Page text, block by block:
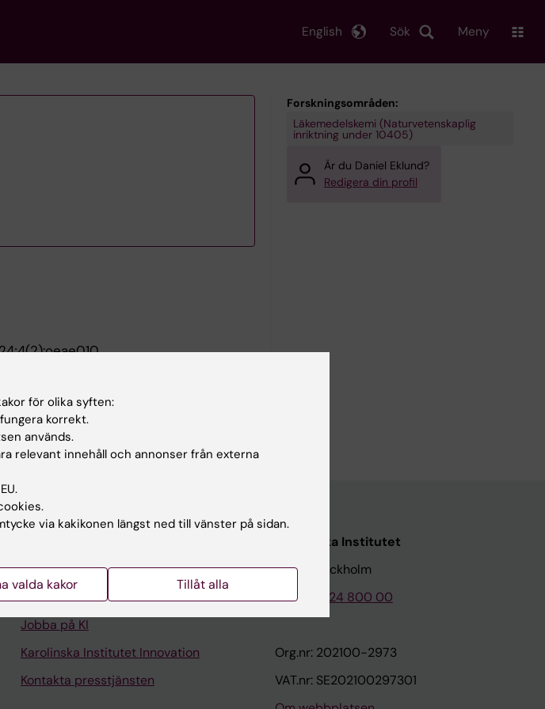
Sök
English Meny
disease, and hereditary factors-
REGister study
K; Yan J; Hogling DE; Parini P;
Forskningsområden:
Läkemedelskemi (Naturvetenskaplig
inriktning under 10405)
Är du Daniel Eklund?
Redigera din profil
Universitetsbiblioteket
Stöd forskning och utbildning
Jobba på KI
Karolinska Institutet Innovation
Kontakta presstjänsten
Karolinska Institutet
171 77 Stockholm
Tel: 08-524 800 00
Org.nr: 202100-2973
VAT.nr: SE202100297301
för olika syften:
korrekt.
används.
relevant innehåll och annonser från externa
via kakikonen längst ned till vänster på sidan.
valda kakor Tillåt alla